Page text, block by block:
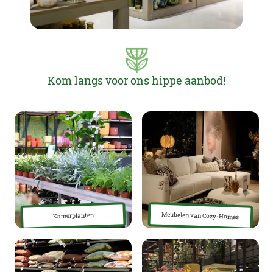
Kom langs voor ons hippe aanbod!
Kamerplanten Meubelen van Cozy-Homes